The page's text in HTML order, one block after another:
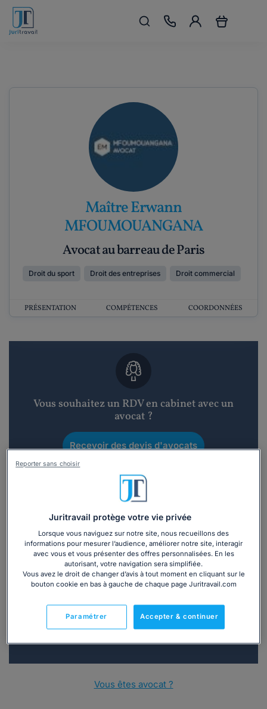
Maître Erwann
MFOUMOUANGANA
Avocat au barreau de Paris
Droit du sport Droit des entreprises Droit commercial
PRÉSENTATION COMPÉTENCES COORDONNÉES
Vous souhaitez un RDV en cabinet avec un
avocat ?
Recevoir des devis d'avocats
3 devis en 48h
Vous souhaitez une consultation par
téléphone ?
ou appelez le01 75 75 42 33
(8h à 21h du lundi au
Vous êtes avocat ?
Juritravail protège votre vie privée
Lorsque vous naviguez sur notre site, nous recueillons des
informations pour mesurer l’audience, améliorer notre site, interagir
avec vous et vous présenter des offres personnalisées. En les
autorisant, votre navigation sera simplifiée.
Vous avez le droit de changer d’avis à tout moment en cliquant sur le
bouton cookie en bas à gauche de chaque page Juritravail.com
Accepter & continuer
Paramétrer
Reporter sans choisir